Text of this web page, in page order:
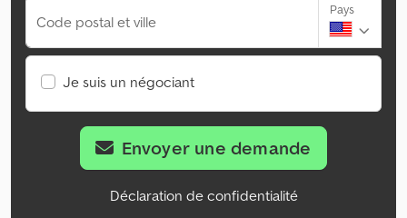
Code postal et ville
Pays
Je suis un négociant
Envoyer une demande
Déclaration de confidentialité